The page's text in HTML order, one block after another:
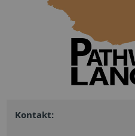
Kontakt: